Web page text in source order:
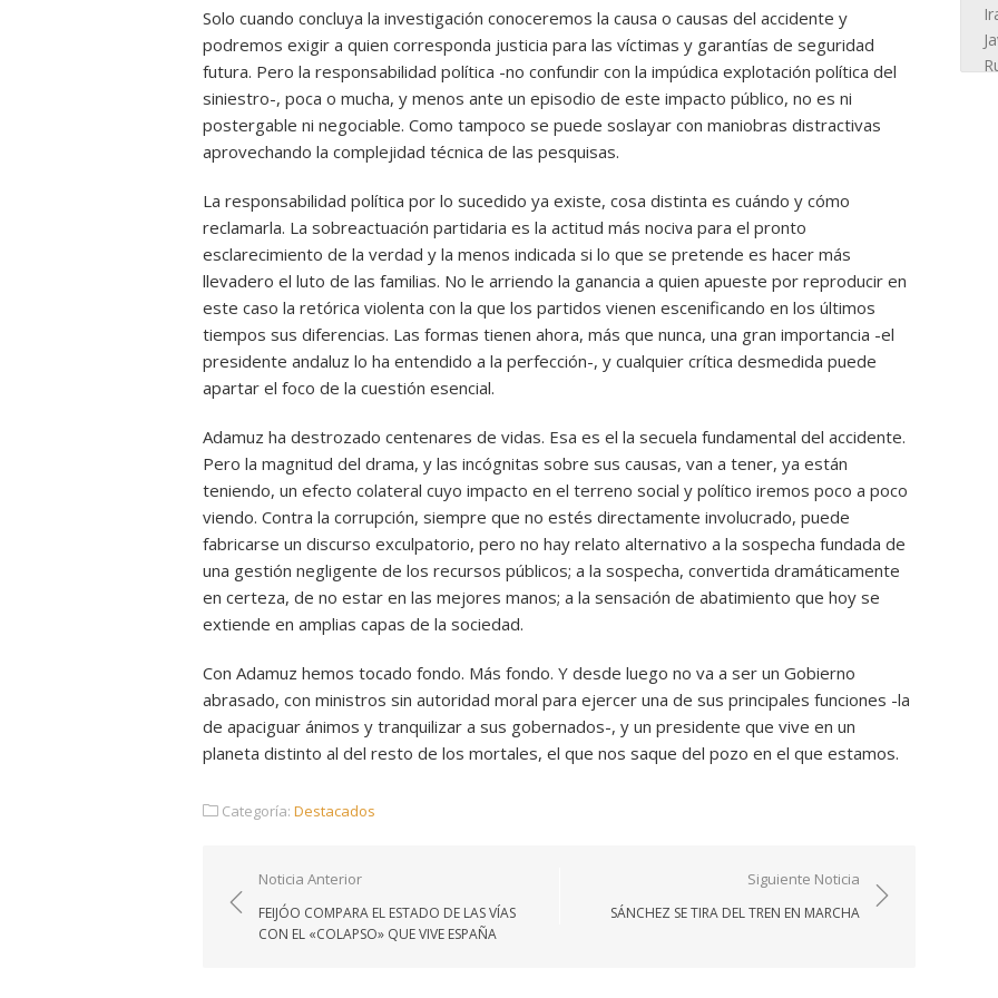
Solo cuando concluya la investigación conoceremos la causa o causas del accidente y
podremos exigir a quien corresponda justicia para las víctimas y garantías de seguridad
futura. Pero la responsabilidad política -no confundir con la impúdica explotación política del
siniestro-, poca o mucha, y menos ante un episodio de este impacto público, no es ni
postergable ni negociable. Como tampoco se puede soslayar con maniobras distractivas
aprovechando la complejidad técnica de las pesquisas.
La responsabilidad política por lo sucedido ya existe, cosa distinta es cuándo y cómo
reclamarla. La sobreactuación partidaria es la actitud más nociva para el pronto
esclarecimiento de la verdad y la menos indicada si lo que se pretende es hacer más
llevadero el luto de las familias. No le arriendo la ganancia a quien apueste por reproducir en
este caso la retórica violenta con la que los partidos vienen escenificando en los últimos
tiempos sus diferencias. Las formas tienen ahora, más que nunca, una gran importancia -el
presidente andaluz lo ha entendido a la perfección-, y cualquier crítica desmedida puede
apartar el foco de la cuestión esencial.
Adamuz ha destrozado centenares de vidas. Esa es el la secuela fundamental del accidente.
Pero la magnitud del drama, y las incógnitas sobre sus causas, van a tener, ya están
teniendo, un efecto colateral cuyo impacto en el terreno social y político iremos poco a poco
viendo. Contra la corrupción, siempre que no estés directamente involucrado, puede
fabricarse un discurso exculpatorio, pero no hay relato alternativo a la sospecha fundada de
una gestión negligente de los recursos públicos; a la sospecha, convertida dramáticamente
en certeza, de no estar en las mejores manos; a la sensación de abatimiento que hoy se
extiende en amplias capas de la sociedad.
Con Adamuz hemos tocado fondo. Más fondo. Y desde luego no va a ser un Gobierno
abrasado, con ministros sin autoridad moral para ejercer una de sus principales funciones -la
de apaciguar ánimos y tranquilizar a sus gobernados-, y un presidente que vive en un
planeta distinto al del resto de los mortales, el que nos saque del pozo en el que estamos.
Categoría: Destacados
Navegación
de
entradas
Noticia Anterior
FEIJÓO COMPARA EL ESTADO DE LAS VÍAS
CON EL «COLAPSO» QUE VIVE ESPAÑA
Siguiente Noticia
SÁNCHEZ SE TIRA DEL TREN EN MARCHA